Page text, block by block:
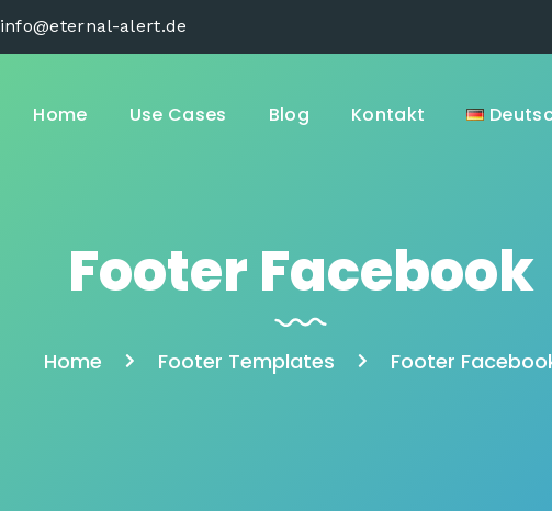
info@eternal-alert.de
Home Use Cases Blog Kontakt
Footer Facebook
Home Footer Templates Footer